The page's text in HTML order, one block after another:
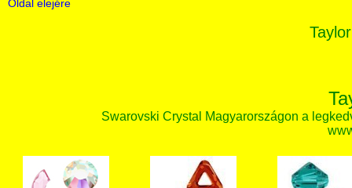
Oldal elejére
Swarovski Crystal Magyarországon a